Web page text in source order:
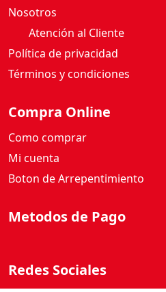
Nosotros
Atención al Cliente
Política de privacidad
Términos y condiciones
Compra Online
Como comprar
Mi cuenta
Boton de Arrepentimiento
Metodos de Pago
Redes Sociales